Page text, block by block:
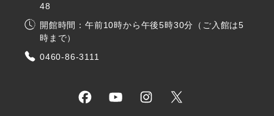
48
開館時間：午前10時から午後5時30分（ご入館は5
時まで）
0460-86-3111